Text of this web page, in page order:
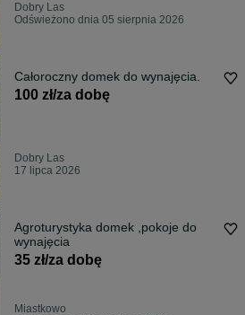
Dobry Las
Odświeżono dnia 05 sierpnia 2026
Całoroczny domek do wynajęcia.
100 zł/za dobę
Dobry Las
17 lipca 2026
Agroturystyka domek ,pokoje do
wynajęcia
35 zł/za dobę
Miastkowo